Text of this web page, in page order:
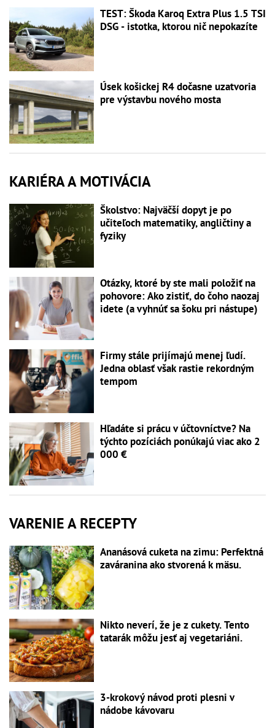
TEST: Škoda Karoq Extra Plus 1.5 TSI
DSG - istotka, ktorou nič nepokazíte
Úsek košickej R4 dočasne uzatvoria
pre výstavbu nového mosta
KARIÉRA A MOTIVÁCIA
Školstvo: Najväčší dopyt je po
učiteľoch matematiky, angličtiny a
fyziky
Otázky, ktoré by ste mali položiť na
pohovore: Ako zistiť, do čoho naozaj
idete (a vyhnúť sa šoku pri nástupe)
Firmy stále prijímajú menej ľudí.
Jedna oblasť však rastie rekordným
tempom
Hľadáte si prácu v účtovníctve? Na
týchto pozíciách ponúkajú viac ako 2
000 €
VARENIE A RECEPTY
Ananásová cuketa na zimu: Perfektná
zaváranina ako stvorená k mäsu.
Nikto neverí, že je z cukety. Tento
tatarák môžu jesť aj vegetariáni.
3-krokový návod proti plesni v
nádobe kávovaru